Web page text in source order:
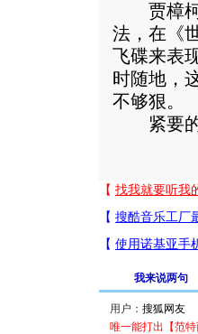
贾樟柯
法，在《
飞碟来表
时随地，
不够狠。
紧要的
我来说两句
用户：
唯一能打出【范特